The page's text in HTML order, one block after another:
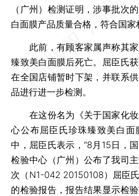
（广州）检测证明，涉事批次
白面膜产品质量合格，符合国家
此前，有顾客家属声称其家
臻致美白面膜后死亡。屈臣氏
在全国店铺暂时下架，并联系
品进行进一步检测。
在这份名为《关于国家化妆
心公布屈臣氏珍珠臻致美白面
中，屈臣氏表示，“8月15日，
检验中心（广州）公布了我司
次（N1-042 20150108）屈臣
的检验报告，报告结果显示检